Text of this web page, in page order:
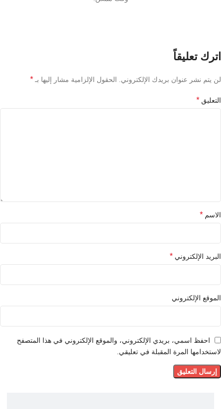
اترك تعليقاً
لن يتم نشر عنوان بريدك الإلكتروني. الحقول الإلزامية مشار إليها بـ *
التعليق *
الاسم *
البريد الإلكتروني *
الموقع الإلكتروني
احفظ اسمي، بريدي الإلكتروني، والموقع الإلكتروني في هذا المتصفح
لاستخدامها المرة المقبلة في تعليقي.